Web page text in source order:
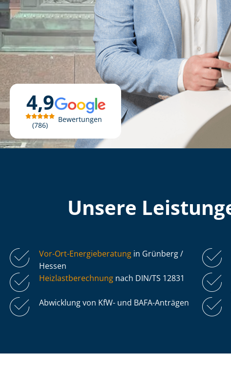
4,9
786
Bewertungen
Unsere
Vor-Ort-Energieberatung in Grünberg /
Hessen
Heiz­last­be­rech­nung nach DIN/TS 12831
Abwicklung von KfW- und BAFA-Anträgen